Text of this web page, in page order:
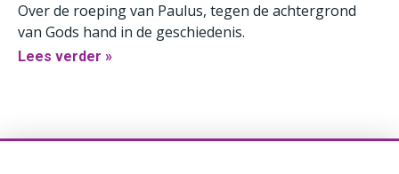
Over de roeping van Paulus, tegen de achtergrond
van Gods hand in de geschiedenis.
Lees verder »